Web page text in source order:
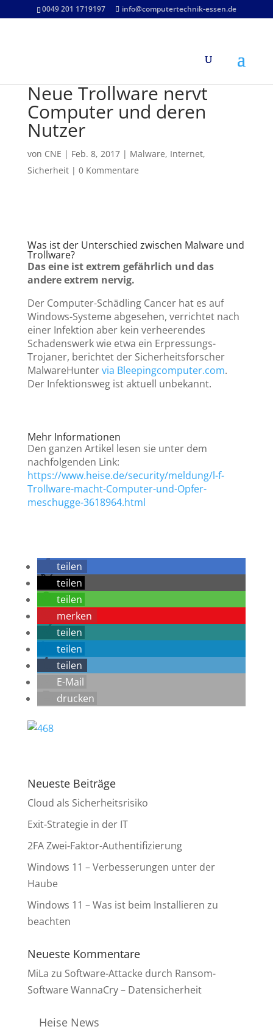
0049 201 1719197 info@computertechnik-essen.de
Neue Trollware nervt
Computer und deren
Nutzer
von CNE | Feb. 8, 2017| Malware, Internet,
Sicherheit| 0 Kommentare
Was ist der Unterschied zwischen Malware und
Trollware?
Das eine ist extrem gefährlich und das
andere extrem nervig.
Der Computer-Schädling Cancer hat es auf
Windows-Systeme abgesehen, verrichtet nach
einer Infektion aber kein verheerendes
Schadenswerk wie etwa ein Erpressungs-
Trojaner, berichtet der Sicherheitsforscher
MalwareHuntervia Bleepingcomputer.com.
Der Infektionsweg ist aktuell unbekannt.
Mehr Informationen
Den ganzen Artikel lesen sie unter dem
nachfolgenden Link:
https://www.heise.de/security/meldung/l-f-
Trollware-macht-Computer-und-Opfer-
meschugge-3618964.html
teilen
teilen
teilen
merken
teilen
teilen
teilen
E-Mail
drucken
Neueste Beiträge
Cloud als Sicherheitsrisiko
Exit-Strategie in der IT
2FA Zwei-Faktor-Authentifizierung
Windows 11 – Verbesserungen unter der
Haube
Windows 11 – Was ist beim Installieren zu
beachten
Neueste Kommentare
MiLa zu Software-Attacke durch Ransom-
Software WannaCry – Datensicherheit
Heise News